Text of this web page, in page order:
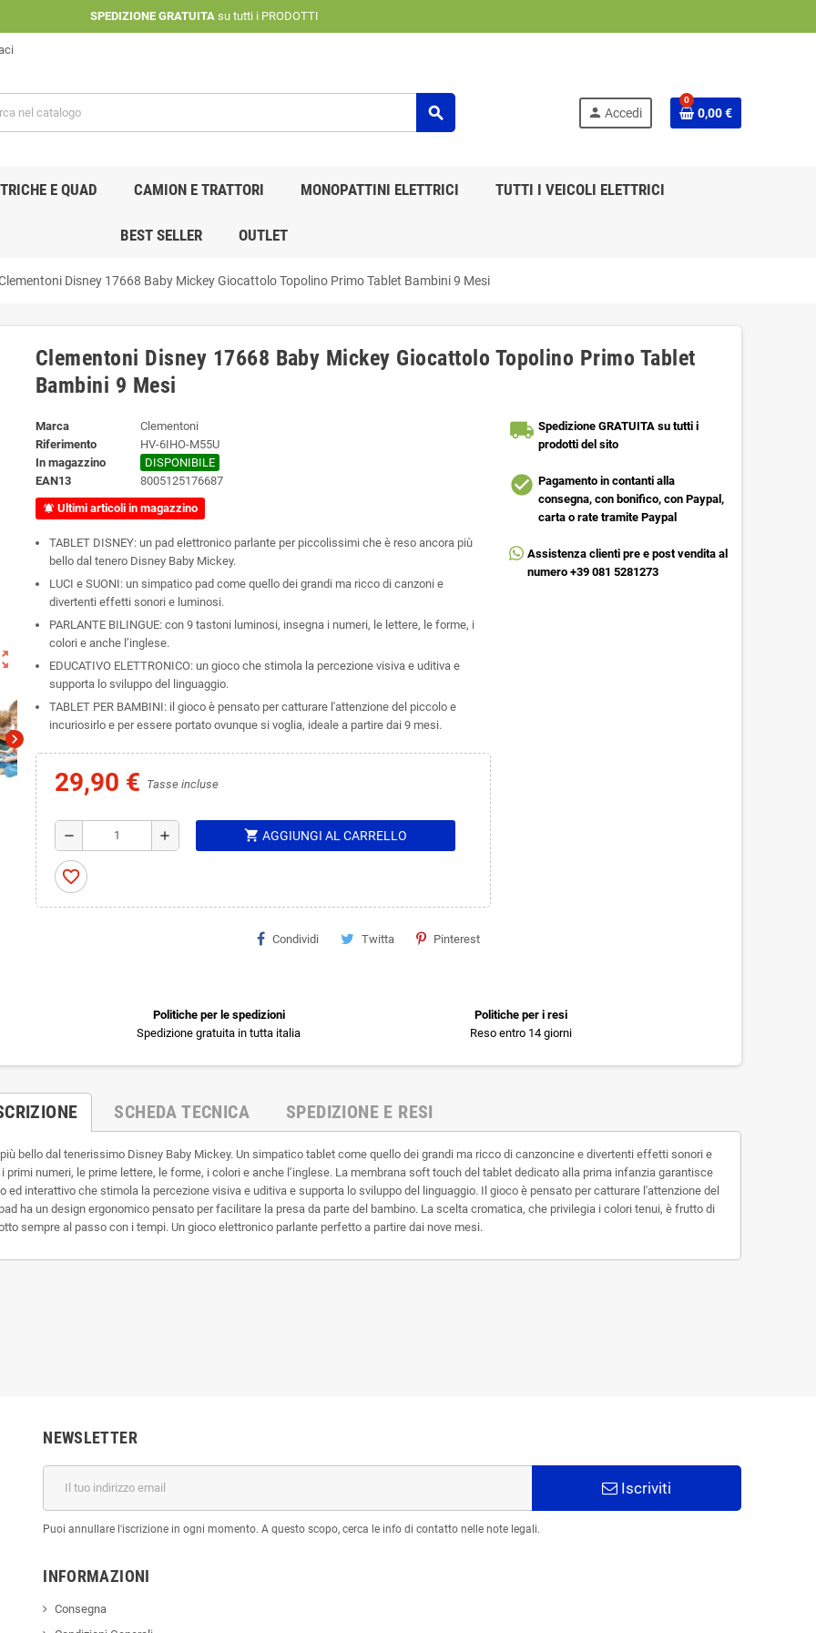
SPEDIZIONE GRATUITAsu tutti i PRODOTTI
search person Accedi
0
0,00 €
E QUAD CAMION E TRATTORI MONOPATTINI ELETTRICI TUTTI I VEICOLI ELETTRICI
BEST SELLER OUTLET
Disney 17668 Baby Mickey Giocattolo Topolino Primo Tablet Bambini 9 Mesi
chevron_right
Clementoni Disney 17668 Baby Mickey Giocattolo Topolino Primo Tablet
Bambini 9 Mesi
Marca
Clementoni
Riferimento
HV-6IHO-M55U
In magazzino
DISPONIBILE
EAN13
8005125176687
notifications_active Ultimi articoli in magazzino
TABLET DISNEY: un pad elettronico parlante per piccolissimi che è reso ancora più
bello dal tenero Disney Baby Mickey.
LUCI e SUONI: un simpatico pad come quello dei grandi ma ricco di canzoni e
divertenti effetti sonori e luminosi.
PARLANTE BILINGUE: con 9 tastoni luminosi, insegna i numeri, le lettere, le forme, i
colori e anche l’inglese.
EDUCATIVO ELETTRONICO: un gioco che stimola la percezione visiva e uditiva e
supporta lo sviluppo del linguaggio.
TABLET PER BAMBINI: il gioco è pensato per catturare l'attenzione del piccolo e
incuriosirlo e per essere portato ovunque si voglia, ideale a partire dai 9 mesi.
29,90 € Tasse incluse
remove add shopping_cart AGGIUNGI AL CARRELLO
favorite_border
Condividi Twitta Pinterest
local_shipping Spedizione GRATUITA su tutti i
prodotti del sito
check_circle Pagamento in contanti alla
consegna, con bonifico, con Paypal,
carta o rate tramite Paypal
Assistenza clienti pre e post vendita al
numero +39 081 5281273
Politiche per le spedizioni
Spedizione gratuita in tutta italia
Politiche per i resi
Reso entro 14 giorni
SCHEDA TECNICA SPEDIZIONE E RESI
bello dal tenerissimo Disney Baby Mickey. Un simpatico tablet come quello dei grandi ma ricco di canzoncine e divertenti effetti sonori e
primi numeri, le prime lettere, le forme, i colori e anche l’inglese. La membrana soft touch del tablet dedicato alla prima infanzia garantisce
interattivo che stimola la percezione visiva e uditiva e supporta lo sviluppo del linguaggio. Il gioco è pensato per catturare l'attenzione del
ha un design ergonomico pensato per facilitare la presa da parte del bambino. La scelta cromatica, che privilegia i colori tenui, è frutto di
sempre al passo con i tempi. Un gioco elettronico parlante perfetto a partire dai nove mesi.
NEWSLETTER
Iscriviti
Puoi annullare l'iscrizione in ogni momento. A questo scopo, cerca le info di contatto nelle note legali.
INFORMAZIONI
Consegna